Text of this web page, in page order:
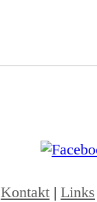
Kontakt | Links